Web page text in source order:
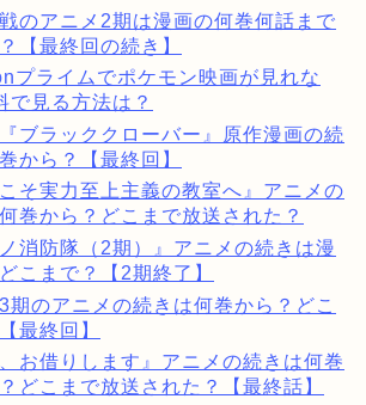
のアニメ2期は漫画の何巻何話まで
【最終回の続き】
プライムでポケモン映画が見れな
で見る方法は？
ブラッククローバー』原作漫画の続
から？【最終回】
こそ実力至上主義の教室へ』アニメの
巻から？どこまで放送された？
ノ消防隊（2期）』アニメの続きは漫
こまで？【2期終了】
期のアニメの続きは何巻から？どこ
最終回】
、お借りします』アニメの続きは何巻
どこまで放送された？【最終話】